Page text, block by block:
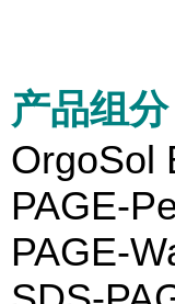
产品组分
OrgoSol
PAGE-
PAGE-